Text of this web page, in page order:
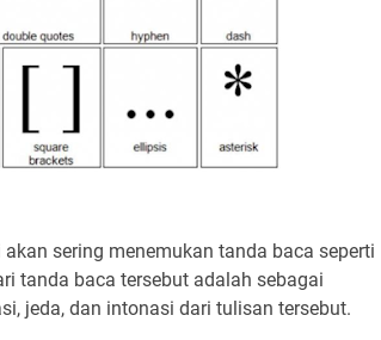
sering menemukan tanda baca seperti
tanda baca tersebut adalah sebagai
jeda, dan intonasi dari tulisan tersebut.